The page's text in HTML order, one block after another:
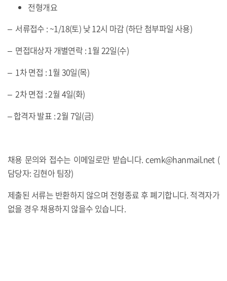
전형개요
– 서류접수 : ~1/18(토) 낮 12시 마감 (하단 첨부파일 사용)
– 면접대상자 개별연락 : 1월 22일(수)
– 1차 면접 : 1월 30일(목)
– 2차 면접 : 2월 4일(화)
– 합격자 발표 : 2월 7일(금)
채용 문의와 접수는 이메일로만 받습니다. cemk@hanmail.net (
담당자: 김현아 팀장)
제출된 서류는 반환하지 않으며 전형종료 후 폐기합니다. 적격자가
없을 경우 채용하지 않을수 있습니다.